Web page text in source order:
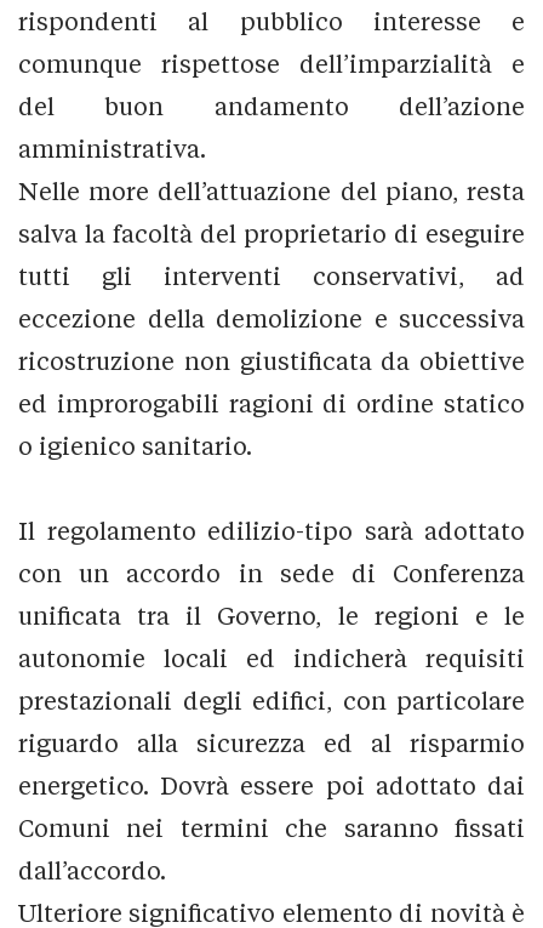
rispondenti al pubblico interesse e
comunque rispettose dell’imparzialità e
del buon andamento dell’azione
amministrativa.
Nelle more dell’attuazione del piano, resta
salva la facoltà del proprietario di eseguire
tutti gli interventi conservativi, ad
eccezione della demolizione e successiva
ricostruzione non giustificata da obiettive
ed improrogabili ragioni di ordine statico
o igienico sanitario.
Il regolamento edilizio-tipo sarà adottato
con un accordo in sede di Conferenza
unificata tra il Governo, le regioni e le
autonomie locali ed indicherà requisiti
prestazionali degli edifici, con particolare
riguardo alla sicurezza ed al risparmio
energetico. Dovrà essere poi adottato dai
Comuni nei termini che saranno fissati
dall’accordo.
Ulteriore significativo elemento di novità è